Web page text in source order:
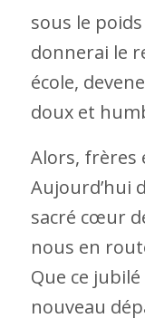
sous le
donnerai le
école,
doux et
Alors, frères
Aujourd’hui
sacré cœur
nous en
Que ce
nouveau